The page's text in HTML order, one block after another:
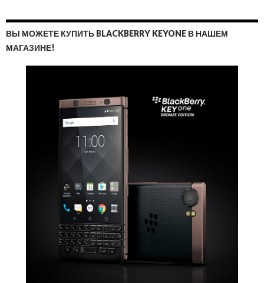
ВЫ МОЖЕТЕ КУПИТЬ BLACKBERRY KEYONE В НАШЕМ
МАГАЗИНЕ!